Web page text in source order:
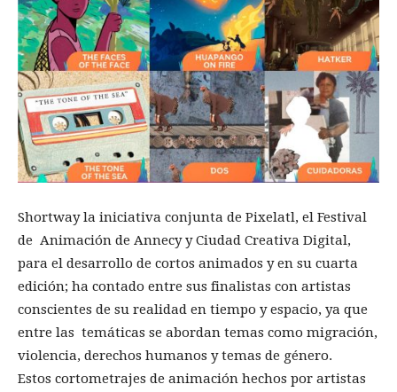
Shortway la iniciativa conjunta de Pixelatl, el Festival
de Animación de Annecy y Ciudad Creativa Digital,
para el desarrollo de cortos animados y en su cuarta
edición; ha contado entre sus finalistas con artistas
conscientes de su realidad en tiempo y espacio, ya que
entre las temáticas se abordan temas como migración,
violencia, derechos humanos y temas de género.
Estos cortometrajes de animación hechos por artistas